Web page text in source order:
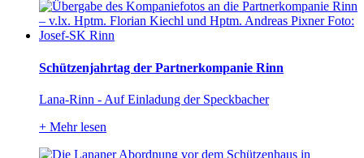
Schützenjahrtag der Partnerkompanie Rinn
Lana-Rinn - Auf Einladung der Speckbacher
+ Mehr lesen